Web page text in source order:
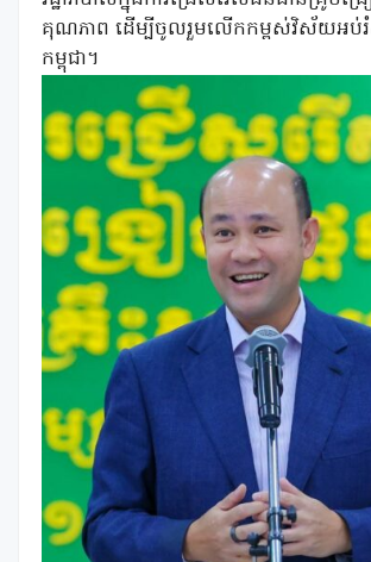
គុណភាព ដើម្បីចូលរួមលើកកម្ពស់វិស័យអប់
កម្ពុជា។